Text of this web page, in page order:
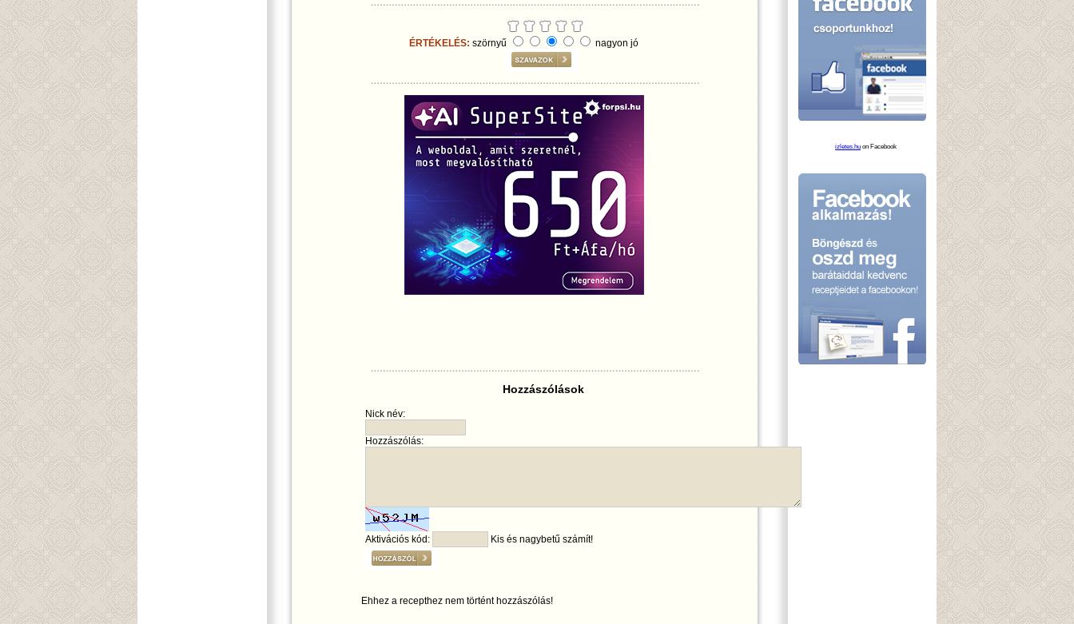
ÉRTÉKELÉS: szörnyű nagyon jó
Hozzászólások
Nick név:
Hozzászólás:
Aktivációs kód: Kis és nagybetű számít!
Ehhez a recepthez nem történt hozzászólás!
izletes.hu on Facebook